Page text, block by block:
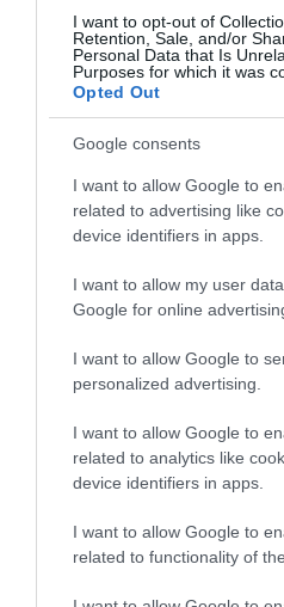
I want to opt-out of
Retention, Sale, and/or
Personal Data that Is
Purposes for which it was
Opted Out
Google consents
I want to allow Google to
related to advertising like
device identifiers in apps.
I want to allow my user
Google for online
I want to allow Google to
personalized advertising.
I want to allow Google to
related to analytics like
device identifiers in apps.
I want to allow Google to
related to functionality of
kormányzati igazgatásban
visszaállítását, a sávos
egységes juttatási rendszert,
ismételt munkaszüneti nappá
önkormányzati dolgozók a fizetési
számára külön szabályokat
A szociális ágazatban dolgozók 12
többi között a pótlékok helyett
tisztességes béreket, a szociális
Mindhárom ágazat közös
mellett dolgozhassanak a
Munkaügyi Kerekasztal létrehozása.
Kapcsolódó írások: